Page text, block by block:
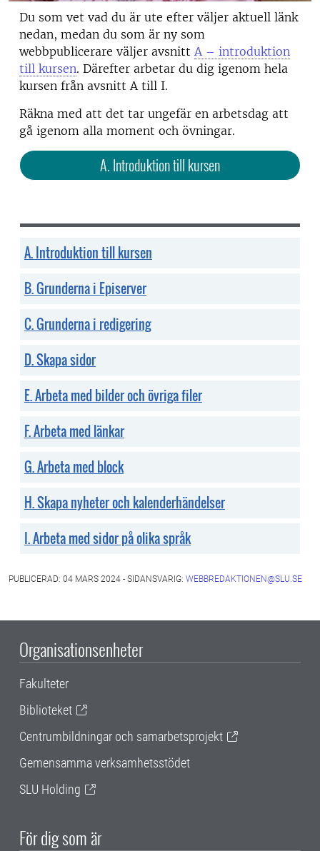
Du som vet vad du är ute efter väljer aktuell länk
nedan, medan du som är ny som
webbpublicerare väljer avsnitt A – introduktion
till kursen. Därefter arbetar du dig igenom hela
kursen från avsnitt A till I.
Räkna med att det tar ungefär en arbetsdag att
gå igenom alla moment och övningar.
A. Introduktion till kursen
A. Introduktion till kursen
B. Grunderna i Episerver
C. Grunderna i redigering
D. Skapa sidor
E. Arbeta med bilder och övriga filer
F. Arbeta med länkar
G. Arbeta med block
H. Skapa nyheter och kalenderhändelser
I. Arbeta med sidor på olika språk
PUBLICERAD: 04 MARS 2024 - SIDANSVARIG: WEBBREDAKTIONEN@SLU.SE
Organisationsenheter
Fakulteter
Biblioteket
Centrumbildningar och samarbetsprojekt
Gemensamma verksamhetsstödet
SLU Holding
För dig som är